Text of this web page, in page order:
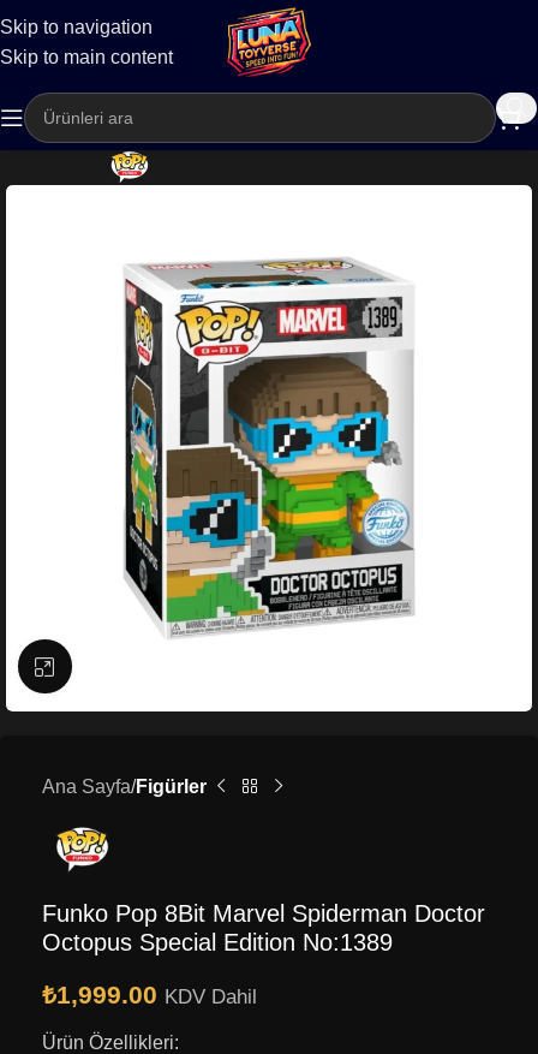
Skip to navigation
Skip to main content
Kargo
Büyütmek için tıklayın
Ana Sayfa Figürler
Funko Pop 8Bit Marvel Spiderman Doctor
Octopus Special Edition No:1389
₺1,999.00 KDV Dahil
Ürün Özellikleri: